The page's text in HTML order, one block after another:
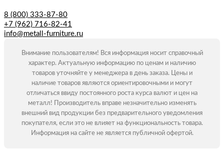
8 (800) 333-87-80
+7 (962) 716-82-41
info@metall-furniture.ru
Внимание пользователям! Вся информация носит справочный
характер. Актуальную информацию по ценам и наличию
товаров уточняйте у менеджера в день заказа. Цены и
наличие товаров являются ориентировочными и могут
отличаться ввиду постоянного роста курса валют и цен на
металл! Производитель вправе незначительно изменять
внешний вид продукции без предварительного уведомления
покупателя, если это не влияет на функциональность товара.
Информация на сайте не является публичной офертой.